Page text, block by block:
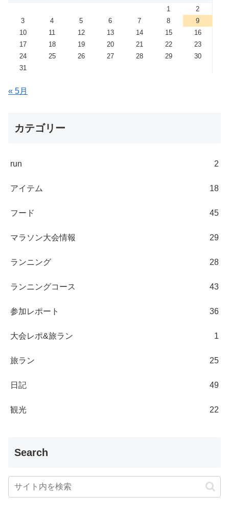
1
2
3
4 5 6 7 8
9
10
11 12 13 14 15
16
17
18 19 20 21 22
23
24
25 26 27 28 29
30
31
« 5月
カテゴリー
run 2
アイテム 18
フード 45
マラソン大会情報 29
ランニング 28
ランニングコース 43
参加レポート 36
大会レポ&旅ラン 1
旅ラン 25
日記 49
観光 22
Search